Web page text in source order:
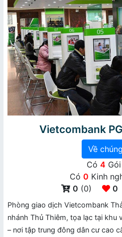
Vietcombank
Về
Có 4
Có 0 Kinh
0 (0) 0
Phòng giao dịch Vietcombank
nhánh Thủ Thiêm, tọa lạc tại khu
– nơi tập trung đông dân cư cao